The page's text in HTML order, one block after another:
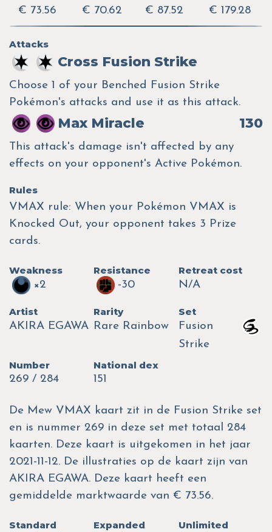
€ 73.56
€ 70.62
€ 87.52
€ 179.28
Attacks
Cross Fusion Strike
Choose 1 of your Benched Fusion Strike
Pokémon's attacks and use it as this attack.
Max Miracle 130
This attack's damage isn't affected by any
effects on your opponent's Active Pokémon.
Rules
VMAX rule: When your Pokémon VMAX is
Knocked Out, your opponent takes 3 Prize
cards.
Weakness
×2
Resistance
-30
Retreat cost
N/A
Artist
AKIRA EGAWA
Rarity
Rare Rainbow
Set
Fusion
Strike
Number
269 / 284
National dex
151
De Mew VMAX kaart zit in de Fusion Strike set
en is nummer 269 in deze set met totaal 284
kaarten. Deze kaart is uitgekomen in het jaar
2021-11-12. De illustraties op de kaart zijn van
AKIRA EGAWA. Deze kaart heeft een
gemiddelde marktwaarde van € 73.56.
Standard
Expanded
Unlimited